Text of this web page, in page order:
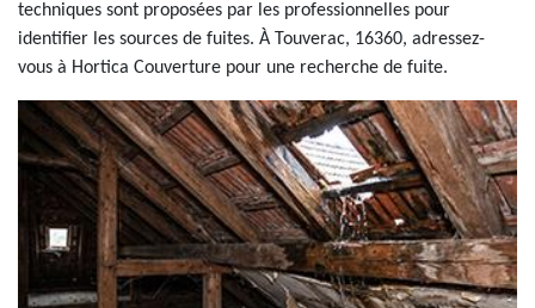
techniques sont proposées par les professionnelles pour
identifier les sources de fuites. À Touverac, 16360, adressez-
vous à Hortica Couverture pour une recherche de fuite.